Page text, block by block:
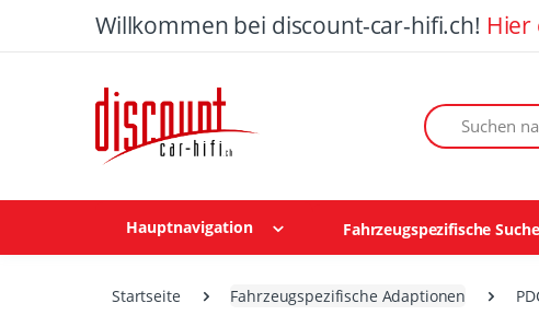
Willkommen bei discount-car-hifi.ch! Hier
Suchen nach
Hauptnavigation Fahrzeugspezifische Suche
Startseite Fahrzeugspezifische Adaptionen